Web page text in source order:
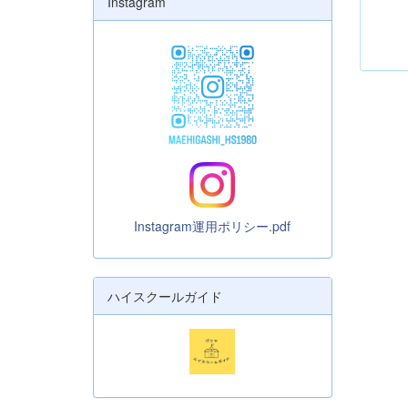
Instagram運用ポリシー.pdf
ハイスクールガイド